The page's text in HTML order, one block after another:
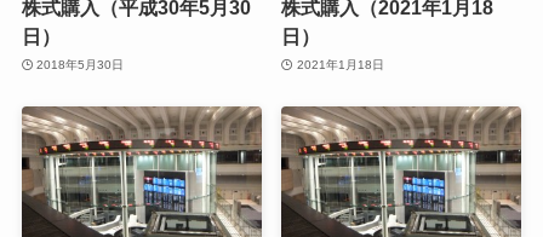
株式購入（平成30年5月30
日）
2018年5月30日
株式購入（2021年1月18
日）
2021年1月18日